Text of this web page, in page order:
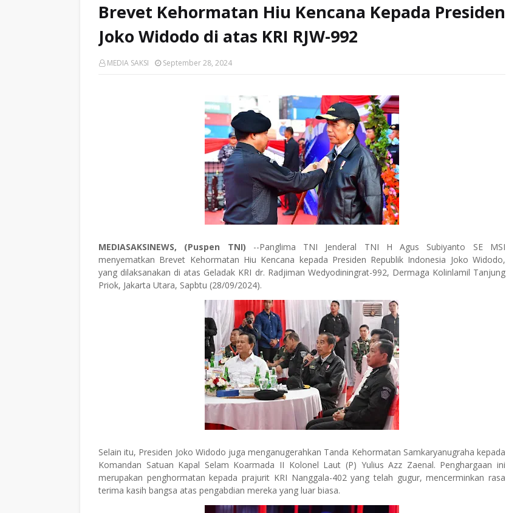
Brevet Kehormatan Hiu Kencana Kepada Presiden
Joko Widodo di atas KRI RJW-992
MEDIA SAKSI September 28, 2024
MEDIASAKSINEWS, (Puspen TNI) --Panglima TNI Jenderal TNI H Agus Subiyanto SE MSI
menyematkan Brevet Kehormatan Hiu Kencana kepada Presiden Republik Indonesia Joko Widodo,
yang dilaksanakan di atas Geladak KRI dr. Radjiman Wedyodiningrat-992, Dermaga Kolinlamil Tanjung
Priok, Jakarta Utara, Sapbtu (28/09/2024).
Selain itu, Presiden Joko Widodo juga menganugerahkan Tanda Kehormatan Samkaryanugraha kepada
Komandan Satuan Kapal Selam Koarmada II Kolonel Laut (P) Yulius Azz Zaenal. Penghargaan ini
merupakan penghormatan kepada prajurit KRI Nanggala-402 yang telah gugur, mencerminkan rasa
terima kasih bangsa atas pengabdian mereka yang luar biasa.